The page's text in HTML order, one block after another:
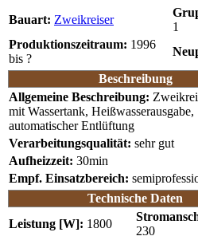
Bauart: Zweikreiser
1
Produktionszeitraum: 1996
bis ?
Beschreibung
Allgemeine Beschreibung:
mit Wassertank, Heißwasserausgabe,
automatischer Entlüftung
Verarbeitungsqualität: sehr gut
Aufheizzeit: 30min
Empf. Einsatzbereich:
Technische Daten
Leistung [W]: 1800
230